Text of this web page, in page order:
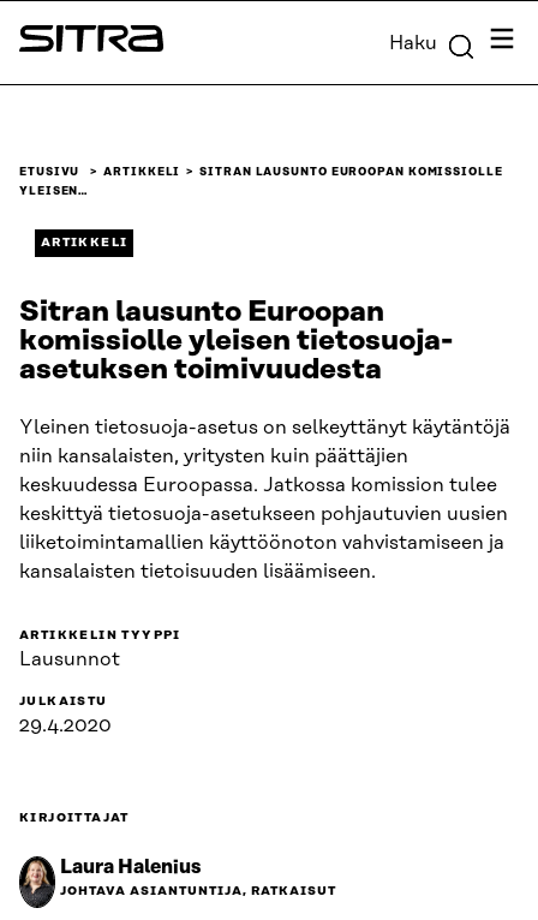
Siirry
suoraan
Sitra Haku
ETUSIVU ARTIKKELI
SITRAN LAUSUNTO EUROOPAN KOMISSIOLLE
YLEISEN…
ARTIKKELI
Sitran lausunto Euroopan
komissiolle yleisen tietosuoja-
asetuksen toimivuudesta
Yleinen tietosuoja-asetus on selkeyttänyt käytäntöjä
niin kansalaisten, yritysten kuin päättäjien
keskuudessa Euroopassa. Jatkossa komission tulee
keskittyä tietosuoja-asetukseen pohjautuvien uusien
liiketoimintamallien käyttöönoton vahvistamiseen ja
kansalaisten tietoisuuden lisäämiseen.
ARTIKKELIN TYYPPI
Lausunnot
JULKAISTU
29.4.2020
KIRJOITTAJAT
Laura Halenius
JOHTAVA ASIANTUNTIJA, RATKAISUT